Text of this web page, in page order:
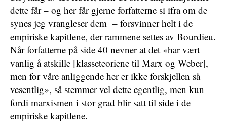
dette får – og her får gjerne forfatterne si ifra om de
synes jeg vrangleser dem – forsvinner helt i de
empiriske kapitlene, der rammene settes av Bourdieu.
Når forfatterne på side 40 nevner at det «har vært
vanlig å atskille [klasseteoriene til Marx og Weber],
men for våre anliggende her er ikke forskjellen så
vesentlig», så stemmer vel dette egentlig, men kun
fordi marxismen i stor grad blir satt til side i de
empiriske kapitlene.